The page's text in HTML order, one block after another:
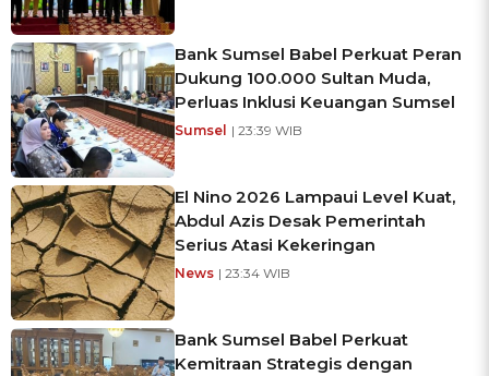
Bank Sumsel Babel Perkuat Peran
Dukung 100.000 Sultan Muda,
Perluas Inklusi Keuangan Sumsel
Sumsel | 23:39 WIB
El Nino 2026 Lampaui Level Kuat,
Abdul Azis Desak Pemerintah
Serius Atasi Kekeringan
News | 23:34 WIB
Bank Sumsel Babel Perkuat
Kemitraan Strategis dengan